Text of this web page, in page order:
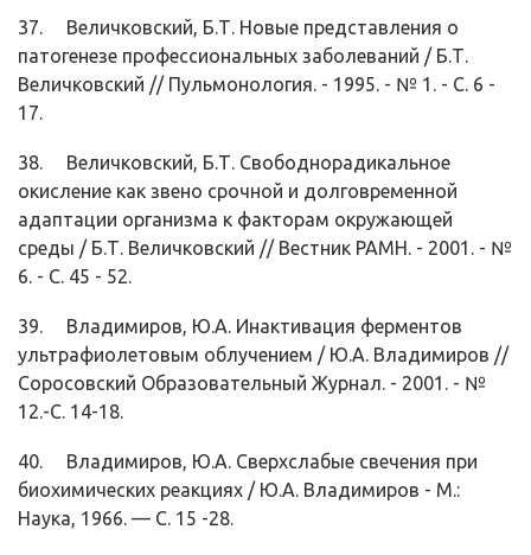
37. Величковский, Б.Т. Новые представления о
патогенезе профессиональных заболеваний / Б.Т.
Величковский // Пульмонология. - 1995. - № 1. - С. 6 -
17.
38. Величковский, Б.Т. Свободнорадикальное
окисление как звено срочной и долговременной
адаптации организма к факторам окружающей
среды / Б.Т. Величковский // Вестник РАМН. - 2001. - №
6. - С. 45 - 52.
39. Владимиров, Ю.А. Инактивация ферментов
ультрафиолетовым облучени­ем / Ю.А. Владимиров //
Соросовский Образовательный Журнал. - 2001. - №
12.-С. 14-18.
40. Владимиров, Ю.А. Сверхслабые свечения при
биохимических реакциях / Ю.А. Владимиров - М.:
Наука, 1966. — С. 15 -28.